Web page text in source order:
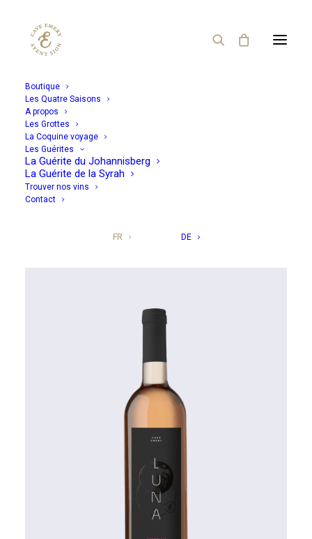
Boutique
Les Quatre Saisons
A propos
Les Grottes
La Coquine voyage
Les Guérites
La Guérite du Johannisberg
La Guérite de la Syrah
Trouver nos vins
Contact
FR DE
Rouge
Nos trésors